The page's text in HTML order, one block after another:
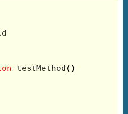
testMethod ( )